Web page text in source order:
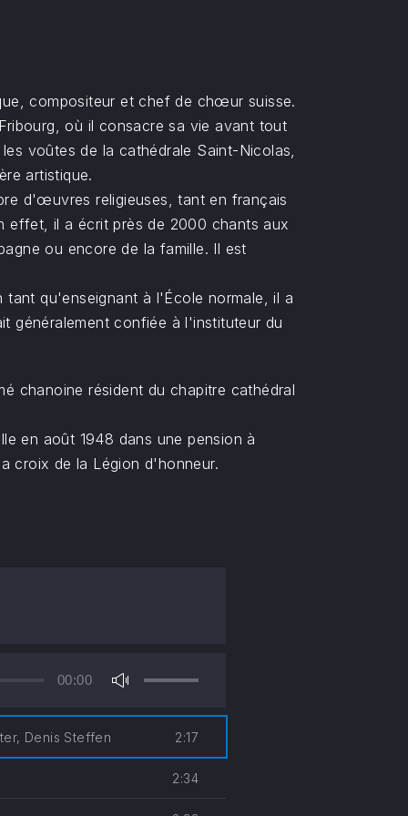
compositeur et chef de chœur suisse.
où il consacre sa vie avant tout
voûtes de la cathédrale Saint-Nicolas,
artistique.
d'œuvres religieuses, tant en français
effet, il a écrit près de 2000 chants aux
ou encore de la famille. Il est
qu'enseignant à l'École normale, il a
généralement confiée à l'instituteur du
chanoine résident du chapitre cathédral
en août 1948 dans une pension à
croix de la Légion d'honneur.
00:00
Utilisez
haut/bas
pour
augmenter
Denis Steffen 2:17
2:34